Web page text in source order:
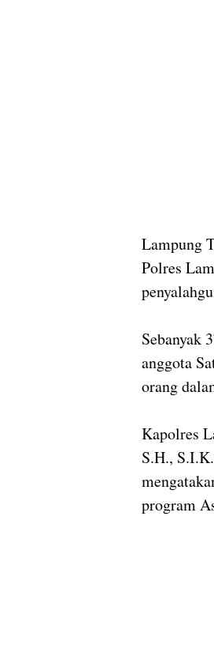
Lampung
Polres
Sebanyak
anggota
orang
Kapolres
S.H.,
program